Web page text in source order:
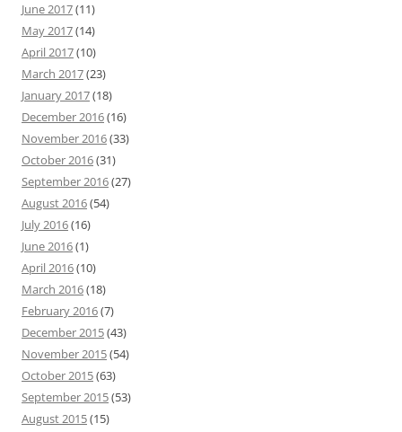
June 2017(11)
May 2017(14)
April 2017(10)
March 2017(23)
January 2017(18)
December 2016(16)
November 2016(33)
October 2016(31)
September 2016(27)
August 2016(54)
July 2016(16)
June 2016(1)
April 2016(10)
March 2016(18)
February 2016(7)
December 2015(43)
November 2015(54)
October 2015(63)
September 2015(53)
August 2015(15)